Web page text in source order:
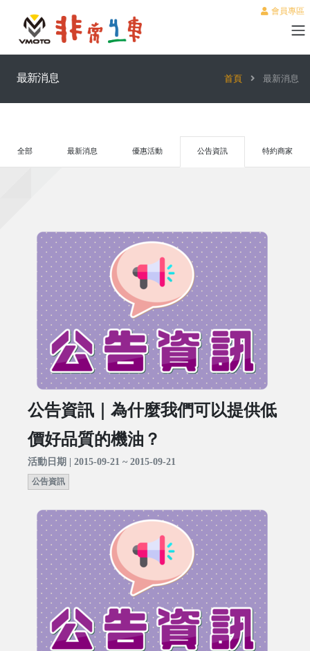
會員專區
最新消息 首頁 最新消息
全部 最新消息 優惠活動 公告資訊 特約商家
公告資訊｜為什麼我們可以提供低
價好品質的機油？
活動日期 | 2015-09-21 ~ 2015-09-21
公告資訊